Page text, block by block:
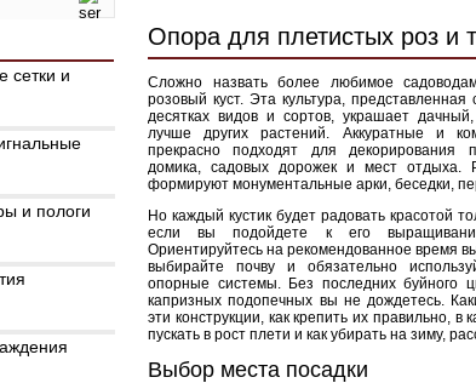
сетки и
и пологи
Опора для плетистых роз и
Сложно назвать более любимое
розовый куст. Эта культура, представленная
десятках видов и сортов, украшает
лучше других растений. Аккуратные и
прекрасно подходят для декорирования
домика, садовых дорожек и мест отдыха.
формируют монументальные арки, беседки,
Но каждый кустик будет радовать красотой
если вы подойдете к его
Ориентируйтесь на рекомендованное время
выбирайте почву и обязательно
опорные системы. Без последних буйного
капризных подопечных вы не дождетесь.
эти конструкции, как крепить их правильно, в
пускать в рост плети и как убирать на зиму,
Выбор места посадки